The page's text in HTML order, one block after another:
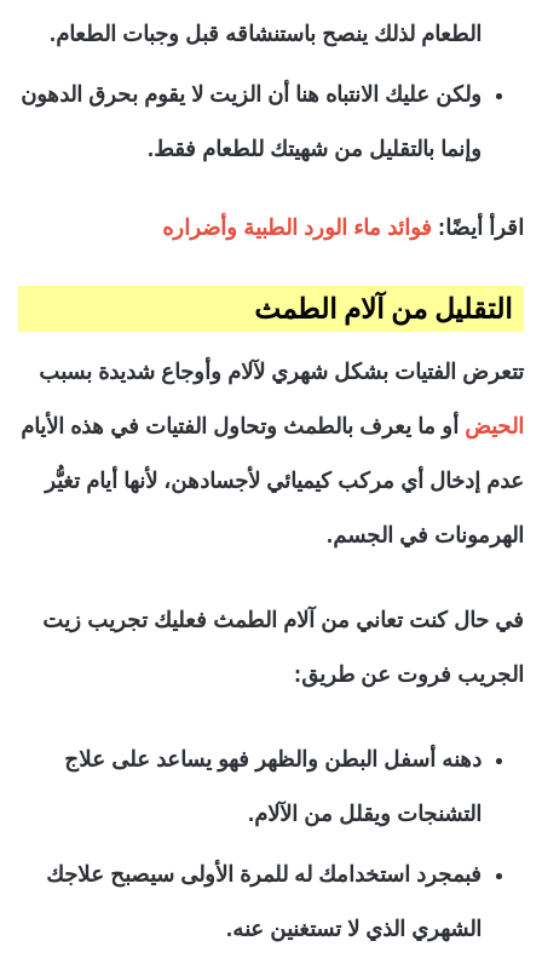
الطعام لذلك ينصح باستنشاقه قبل وجبات الطعام.
ولكن عليك الانتباه هنا أن الزيت لا يقوم بحرق الدهون
وإنما بالتقليل من شهيتك للطعام فقط.
اقرأ أيضًا: فوائد ماء الورد الطبية وأضراره
التقليل من آلام الطمث
تتعرض الفتيات بشكل شهري لآلام وأوجاع شديدة بسبب
الحيض أو ما يعرف بالطمث وتحاول الفتيات في هذه الأيام
عدم إدخال أي مركب كيميائي لأجسادهن، لأنها أيام تغيُّر
الهرمونات في الجسم.
في حال كنت تعاني من آلام الطمث فعليك تجريب زيت
الجريب فروت عن طريق:
دهنه أسفل البطن والظهر فهو يساعد على علاج
التشنجات ويقلل من الآلام.
فبمجرد استخدامك له للمرة الأولى سيصبح علاجك
الشهري الذي لا تستغنين عنه.